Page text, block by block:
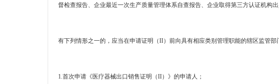
督检查报告、企业最近一次生产质量管理体系自查报告、企业取得第三方认证机构
有下列情形之一的，应当在申请证明（II）前向具有相应类别管理职能的辖区监管
1.首次申请《医疗器械出口销售证明（II）》的申请人；